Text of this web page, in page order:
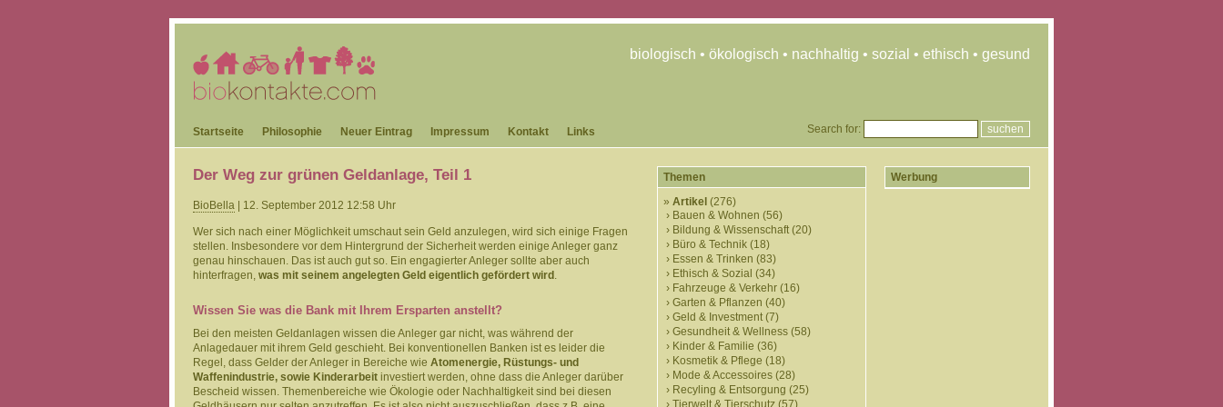
biologisch • ökologisch • nachhaltig • sozial • ethisch • gesund
Startseite Philosophie Neuer Eintrag Impressum Kontakt Links Search for:
Der Weg zur grünen Geldanlage, Teil 1
BioBella | 12. September 2012 12:58 Uhr
Wer sich nach einer Möglichkeit umschaut sein Geld anzulegen, wird sich einige Fragen
stellen. Insbesondere vor dem Hintergrund der Sicherheit werden einige Anleger ganz
genau hinschauen. Das ist auch gut so. Ein engagierter Anleger sollte aber auch
hinterfragen, was mit seinem angelegten Geld eigentlich gefördert wird .
Wissen Sie was die Bank mit Ihrem Ersparten anstellt?
Bei den meisten Geldanlagen wissen die Anleger gar nicht, was während der
Anlagedauer mit ihrem Geld geschieht. Bei konventionellen Banken ist es leider die
Regel, dass Gelder der Anleger in Bereiche wie Atomenergie, Rüstungs- und
Waffenindustrie, sowie Kinderarbeit investiert werden, ohne dass die Anleger darüber
Bescheid wissen. Themenbereiche wie Ökologie oder Nachhaltigkeit sind bei diesen
Themen
Artikel (276)
Bauen & Wohnen (56)
Bildung & Wissenschaft(20)
Büro & Technik (18)
Essen & Trinken (83)
Ethisch & Sozial (34)
Fahrzeuge & Verkehr (16)
Garten & Pflanzen (40)
Geld & Investment(7)
Gesundheit & Wellness (58)
Kinder & Familie (36)
Kosmetik & Pflege (18)
Mode & Accessoires (28)
Recyling & Entsorgung (25)
Tierwelt & Tierschutz (57)
Werbung